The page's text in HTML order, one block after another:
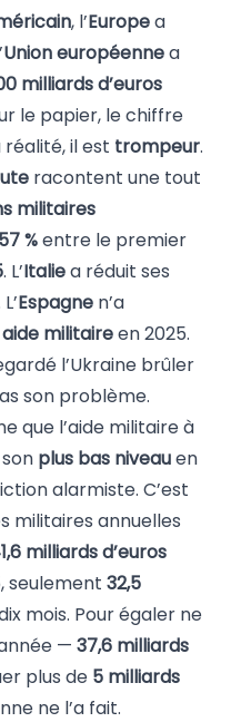
, l’Europea
Union européennea
milliards d’euros
le papier, le chiffre
réalité, il est trompeur.
racontent une tout
militaires
57 %entre le premier
. L’Italiea réduit ses
Espagne n’a
militaireen 2025.
l’Ukraine brûler
son problème.
que l’aide militaire à
plus bas niveauen
alarmiste. C’est
militaires annuelles
milliards d’euros
seulement 32,5
mois. Pour égaler ne
— 37,6 milliards
plus de 5 milliards
ne l’a fait.